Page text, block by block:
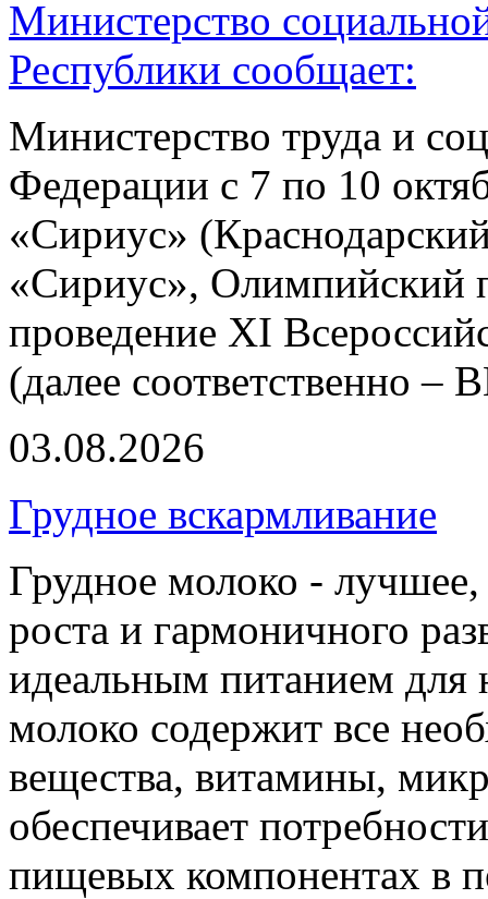
Министерство
Республики сообщает:
Министерство труда и
Федерации с 7 по 10
«Сириус»
«Сириус», Олимпийский
проведение XI
(далее соответственно
03.08.2026
Грудное вскармливание
Грудное молоко -
роста и гармоничного
идеальным питанием для
молоко содержит все
вещества, витамины,
обеспечивает
пищевых компонентах в